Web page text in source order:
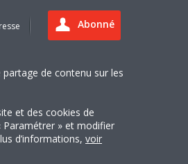
Abonné
de contenu sur les
et des cookies de
Paramétrer » et modifier
d’informations, voir